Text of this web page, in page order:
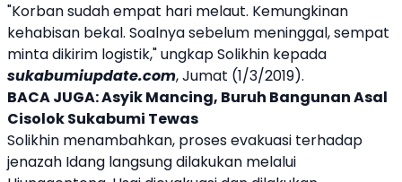
"Korban sudah empat hari melaut. Kemungkinan
kehabisan bekal. Soalnya sebelum meninggal, sempat
minta dikirim logistik," ungkap Solikhin kepada
sukabumiupdate.com, Jumat (1/3/2019).
BACA JUGA:Asyik Mancing, Buruh Bangunan Asal
Cisolok Sukabumi Tewas
Solikhin menambahkan, proses evakuasi terhadap
jenazah Idang langsung dilakukan melalui